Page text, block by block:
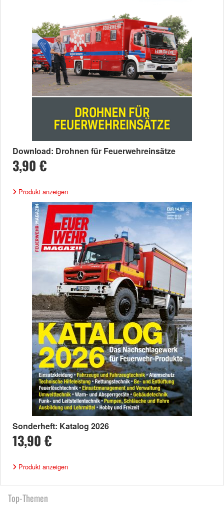
Download: Drohnen für Feuerwehreinsätze
3,90 €
Produkt anzeigen
Sonderheft: Katalog 2026
13,90 €
Produkt anzeigen
Top-Themen